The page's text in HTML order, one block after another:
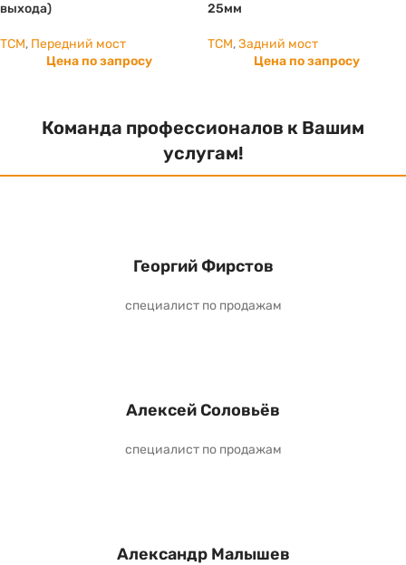
выхода)
TCM, Передний мост
Цена по запросу
25мм
TCM,Задний мост
Цена по запросу
Команда профессионалов к Вашим
услугам!
Георгий Фирстов
специалист по продажам
Алексей Соловьёв
специалист по продажам
Александр Малышев